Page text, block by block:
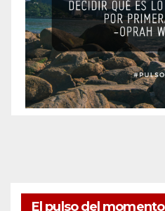
El pulso del momento